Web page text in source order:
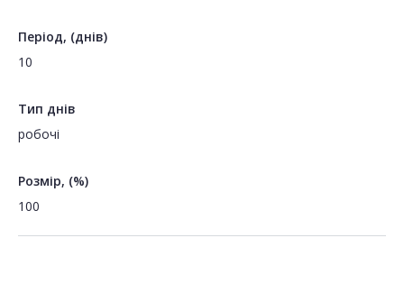
Період, (днів)
10
Тип днів
робочі
Розмір, (%)
100